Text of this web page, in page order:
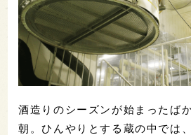
酒造りのシーズンが始まったば
朝。ひんやりとする蔵の中では